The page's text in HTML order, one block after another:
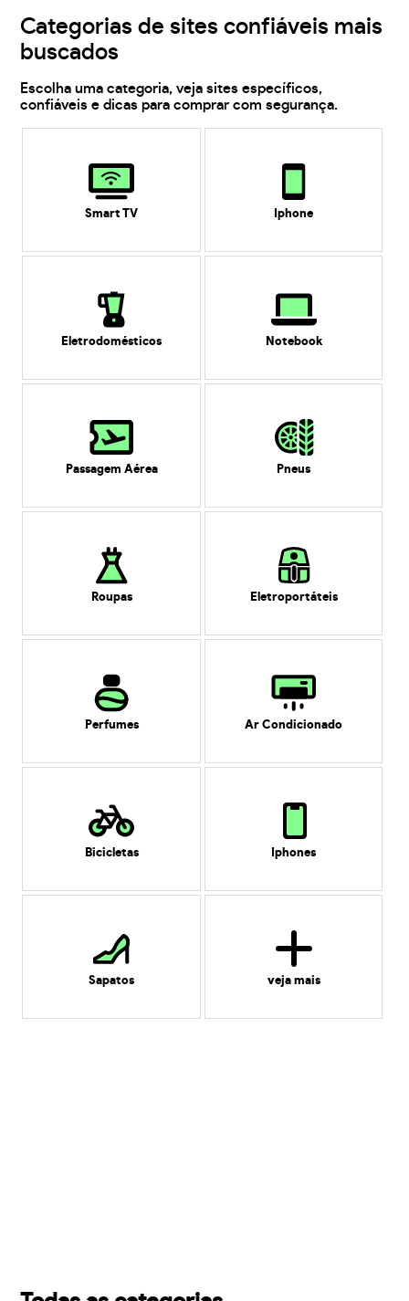
Categorias de sites confiáveis mais
buscados
Escolha uma categoria, veja sites específicos,
confiáveis e dicas para comprar com segurança.
Smart TV Iphone
Eletrodomésticos Notebook
Passagem Aérea Pneus
Roupas Eletroportáteis
Perfumes Ar Condicionado
Bicicletas Iphones
Sapatos veja mais